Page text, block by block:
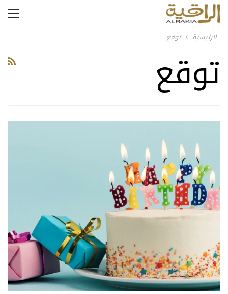
الرئيسية توقع
توقع